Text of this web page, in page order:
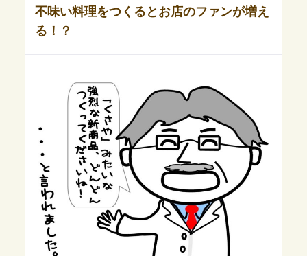
不味い料理をつくるとお店のファンが増え
る！？